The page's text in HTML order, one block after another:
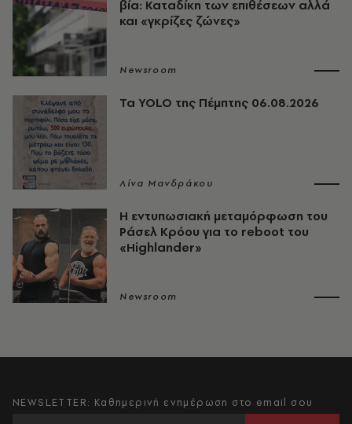
βία: Καταδίκη των επιθέσεων αλλά
και «γκρίζες ζώνες»
Newsroom
Τα YOLO της Πέμπτης 06.08.2026
Λίνα Μανδράκου
Η εντυπωσιακή μεταμόρφωση του
Ράσελ Κρόου για το reboot του
«Highlander»
Newsroom
NEWSLETTER: Καθημερινή ενημέρωση στο email σου